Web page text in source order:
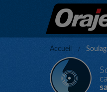
Accueil